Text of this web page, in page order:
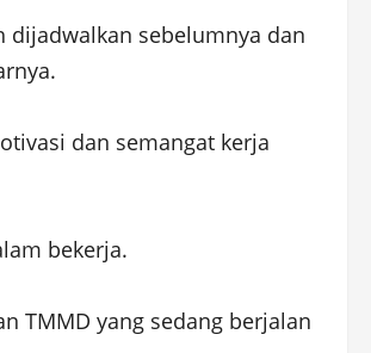
dijadwalkan sebelumnya dan
dan semangat kerja
bekerja.
TMMD yang sedang berjalan